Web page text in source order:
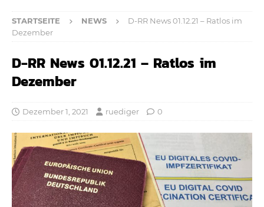
STARTSEITE NEWS
D-RR News 01.12.21 – Ratlos im
Dezember
D-RR News 01.12.21 – Ratlos im
Dezember
Dezember 1, 2021 ruediger 0